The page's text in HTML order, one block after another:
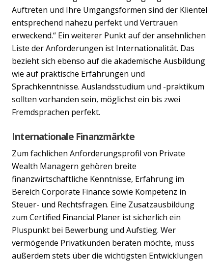
Auftreten und Ihre Umgangsformen sind der Klientel
entsprechend nahezu perfekt und Vertrauen
erweckend.“ Ein weiterer Punkt auf der ansehnlichen
Liste der Anforderungen ist Internationalität. Das
bezieht sich ebenso auf die akademische Ausbildung
wie auf praktische Erfahrungen und
Sprachkenntnisse. Auslandsstudium und -praktikum
sollten vorhanden sein, möglichst ein bis zwei
Fremdsprachen perfekt.
Internationale Finanzmärkte
Zum fachlichen Anforderungsprofil von Private
Wealth Managern gehören breite
finanzwirtschaftliche Kenntnisse, Erfahrung im
Bereich Corporate Finance sowie Kompetenz in
Steuer- und Rechtsfragen. Eine Zusatzausbildung
zum Certified Financial Planer ist sicherlich ein
Pluspunkt bei Bewerbung und Aufstieg. Wer
vermögende Privatkunden beraten möchte, muss
außerdem stets über die wichtigsten Entwicklungen